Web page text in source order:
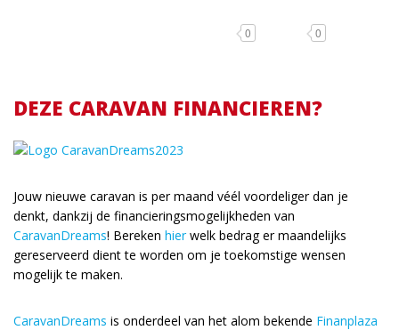
0 0
DEZE CARAVAN FINANCIEREN?
Jouw nieuwe caravan is per maand véél voordeliger dan je
denkt, dankzij de financieringsmogelijkheden van
CaravanDreams! Bereken hierwelk bedrag er maandelijks
gereserveerd dient te worden om je toekomstige wensen
mogelijk te maken.
CaravanDreams is onderdeel van het alom bekende Finanplaza